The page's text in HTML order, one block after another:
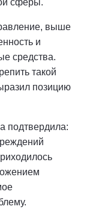
сферы.
выше
и
средства.
такой
позицию
подтвердила: